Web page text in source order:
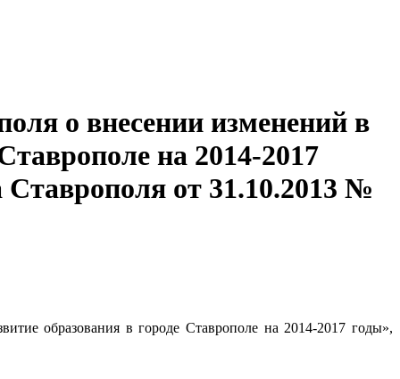
о внесении изменений в
на 2014-2017
от 31.10.2013 №
образования в городе Ставрополе на 2014-2017 годы»,